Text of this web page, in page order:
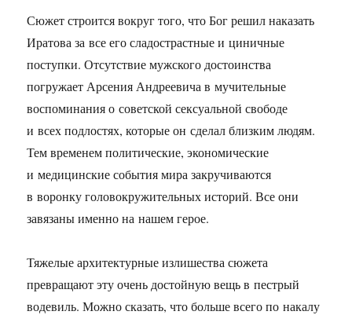
Сюжет строится вокруг того, что Бог решил наказать
Иратова за все его сладострастные и циничные
поступки. Отсутствие мужского достоинства
погружает Арсения Андреевича в мучительные
воспоминания о советской сексуальной свободе
и всех подлостях, которые он сделал близким людям.
Тем временем политические, экономические
и медицинские события мира закручиваются
в воронку головокружительных историй. Все они
завязаны именно на нашем герое.
Тяжелые архитектурные излишества сюжета
превращают эту очень достойную вещь в пестрый
водевиль. Можно сказать, что больше всего по накалу